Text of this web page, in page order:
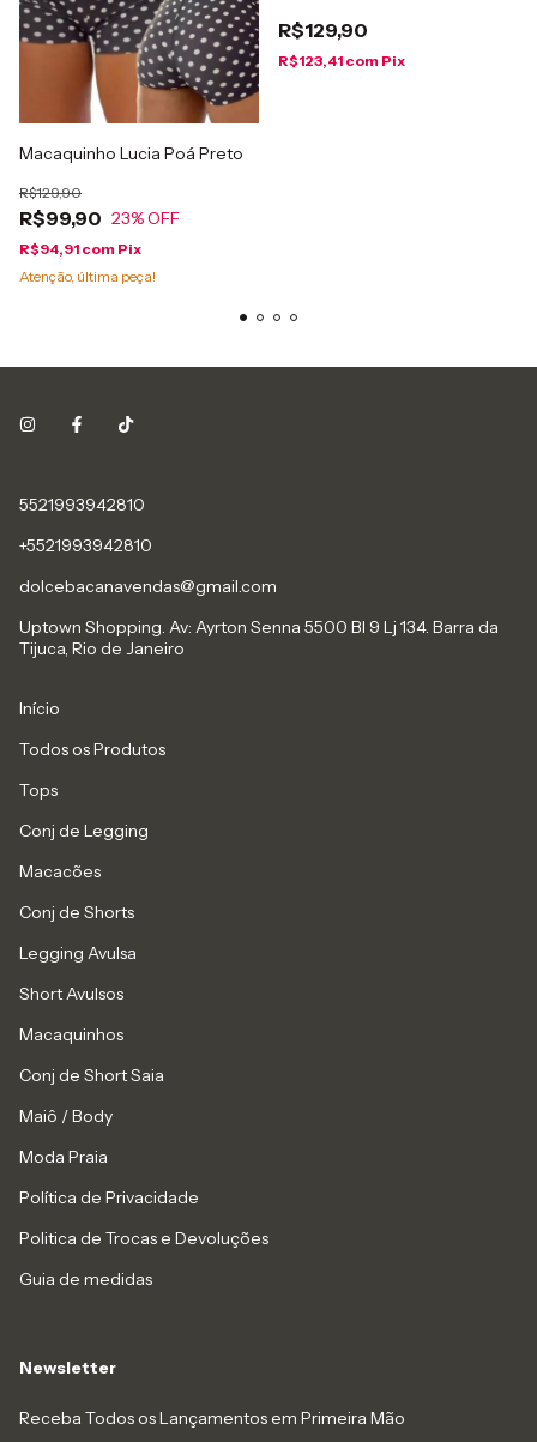
Macaquinho Lucia Poá Preto
R$99,90
R$129,90
23% OFF
R$94,91 com Pix
Atenção, última peça!
R$129,90
R$123,41 com Pix
5521993942810
+5521993942810
dolcebacanavendas@gmail.com
Uptown Shopping. Av: Ayrton Senna 5500 Bl 9 Lj 134. Barra da
Tijuca, Rio de Janeiro
Início
Todos os Produtos
Tops
Conj de Legging
Macacões
Conj de Shorts
Legging Avulsa
Short Avulsos
Macaquinhos
Conj de Short Saia
Maiô / Body
Moda Praia
Política de Privacidade
Politica de Trocas e Devoluções
Guia de medidas
Newsletter
Receba Todos os Lançamentos em Primeira Mão